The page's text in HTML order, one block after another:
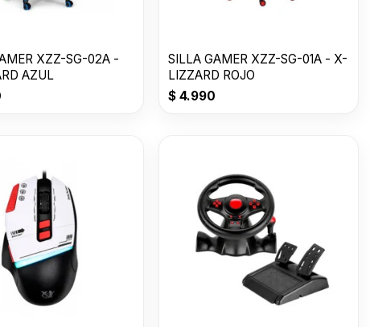
XZZ-SG-02A -
AZUL
SILLA GAMER XZZ-SG-01A - X-
LIZZARD ROJO
$ 4.990